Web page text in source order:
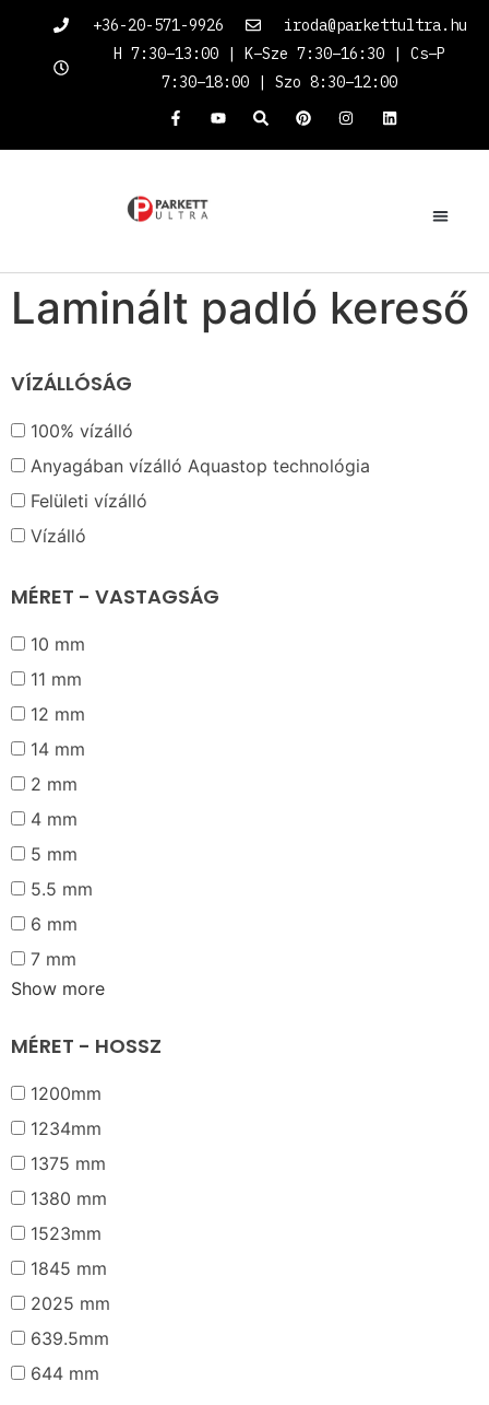
+36-20-571-9926
iroda@parkettultra.hu
H 7:30–13:00 | K–Sze 7:30–16:30 | Cs–P
7:30–18:00 | Szo 8:30–12:00
Laminált padló kereső
VÍZÁLLÓSÁG
100% vízálló
Anyagában vízálló Aquastop technológia
Felületi vízálló
Vízálló
MÉRET - VASTAGSÁG
10 mm
11 mm
12 mm
14 mm
2 mm
4 mm
5 mm
5.5 mm
6 mm
7 mm
Show more
MÉRET - HOSSZ
1200mm
1234mm
1375 mm
1380 mm
1523mm
1845 mm
2025 mm
639.5mm
644 mm